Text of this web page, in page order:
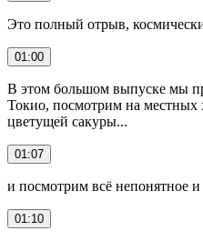
Это полный отрыв,
01:00
В этом большом выпуске мы
Токио, посмотрим на местных
цветущей сакуры...
01:07
и посмотрим всё непонятное и
01:10